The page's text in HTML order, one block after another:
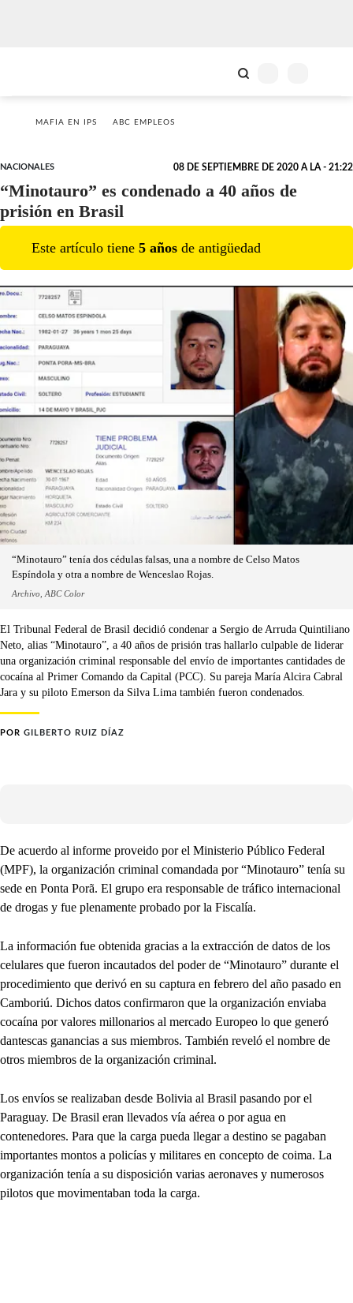
MAFIA EN IPS ABC EMPLEOS
NACIONALES 08 DE SEPTIEMBRE DE 2020 A LA - 21:22
“Minotauro” es condenado a 40 años de
prisión en Brasil
Este artículo tiene 5 años de antigüedad
“Minotauro” tenía dos cédulas falsas, una a nombre de Celso Matos
Espíndola y otra a nombre de Wenceslao Rojas.
Archivo, ABC Color
El Tribunal Federal de Brasil decidió condenar a Sergio de Arruda Quintiliano
Neto, alias “Minotauro”, a 40 años de prisión tras hallarlo culpable de liderar
una organización criminal responsable del envío de importantes cantidades de
cocaína al Primer Comando da Capital (PCC). Su pareja María Alcira Cabral
Jara y su piloto Emerson da Silva Lima también fueron condenados.
POR GILBERTO RUIZ DÍAZ
De acuerdo al informe proveido por el Ministerio Público Federal
(MPF), la organización criminal comandada por “Minotauro” tenía su
sede en Ponta Porã. El grupo era responsable de tráfico internacional
de drogas y fue plenamente probado por la Fiscalía.
La información fue obtenida gracias a la extracción de datos de los
celulares que fueron incautados del poder de “Minotauro” durante el
procedimiento que derivó en su captura en febrero del año pasado en
Camboriú. Dichos datos confirmaron que la organización enviaba
cocaína por valores millonarios al mercado Europeo lo que generó
dantescas ganancias a sus miembros. También reveló el nombre de
otros miembros de la organización criminal.
Los envíos se realizaban desde Bolivia al Brasil pasando por el
Paraguay. De Brasil eran llevados vía aérea o por agua en
contenedores. Para que la carga pueda llegar a destino se pagaban
importantes montos a policías y militares en concepto de coima. La
organización tenía a su disposición varias aeronaves y numerosos
pilotos que movimentaban toda la carga.